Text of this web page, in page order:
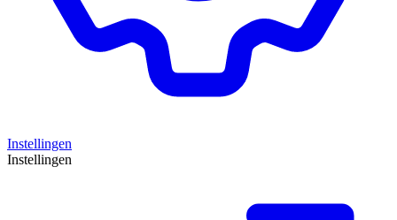
Instellingen
Instellingen